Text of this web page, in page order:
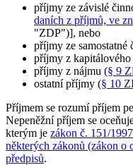
příjmy ze závislé
daních z příjmů, ve
"ZDP")], nebo
příjmy ze samostatné
příjmy z
příjmy z nájmu (§ 9
ostatní příjmy (§ 10
Příjmem se rozumí příjem
Nepeněžní příjem se
kterým je zákon č. 151/
některých zákonů (zákon o
předpisů.